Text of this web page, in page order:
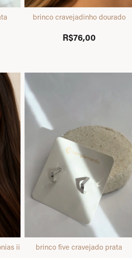
brinco cravejadinho dourado
R$76,00
ii douradobrinco five cravejado prata